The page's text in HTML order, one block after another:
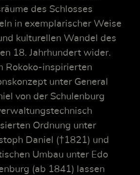
des Schlosses
in exemplarischer Weise
kulturellen Wandel des
18. Jahrhundert wider.
Rokoko-inspirierten
unter General
von der Schulenburg
Ordnung unter
Daniel (†1821) und
Umbau unter Edo
(ab 1841) lassen